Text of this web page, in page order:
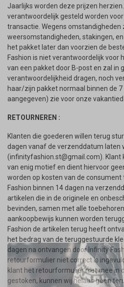
Jaarlijks worden deze prijzen
verantwoordelijk gesteld worden
transactie. Wegens omstandigheden
weersomstandigheden, stakingen,
het pakket later dan voorzien de
Fashion is niet verantwoordelijk voor
van een pakket door B-post en zal in
verantwoordelijkheid dragen, noch
haar/zijn pakket normaal binnen de
aangegeven) zie voor onze
RETOURNEREN :
Klanten die goederen willen terug
dagen vanaf de verzenddatum laten
(infinityfashion.st@gmail.com). Klant
van enig motief en dient hiervoor
worden op kosten van de
Fashion binnen 14 dagen na
artikelen die in de originele en
bevinden, samen met alle
aankoopbewijs kunnen worden
Fashion de artikelen terug heeft
het bedrag van de teruggestuurde
dagen na ontvangen door Infinity
retourformulier niet correct is
klant het retourformulier niet mee in
gestoken, kunnen wij helaas geen